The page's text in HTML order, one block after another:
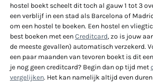
hostel boekt scheelt dit toch al gauw 1 tot 3
een verblijf in een stad als Barcelona of
om een hostel te boeken. Een hostel en
best boeken met eenCreditcard, zo is jouw
de meeste gevallen) automatisch verzekerd.
een paar maanden van tevoren boekt is dit
je nog geen creditcard? Begin dan op tijd met
vergelijken. Het kan namelijk altijd even